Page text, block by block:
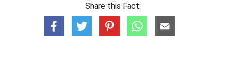
Share this Fact: